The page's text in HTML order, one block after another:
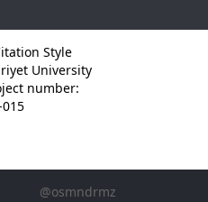
Style
University
number:
015
@osmndrmz